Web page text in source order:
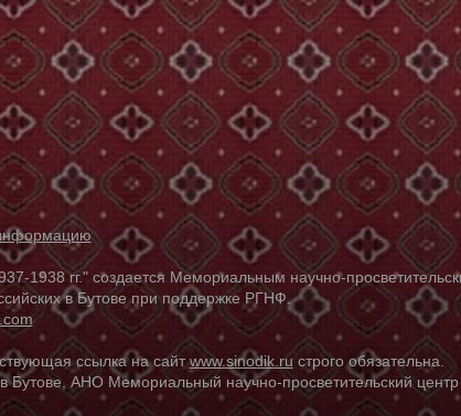
гг." создается Мемориальным научно-
в Бутове при поддержке РГНФ.
ссылка на сайтwww.sinodik.ru строго обязательна.
АНО Мемориальный научно-просветительский центр